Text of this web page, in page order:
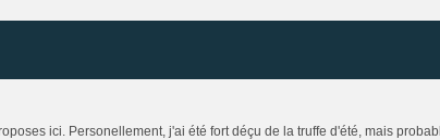
ici. Personellement, j'ai été fort déçu de la truffe d'été, mais